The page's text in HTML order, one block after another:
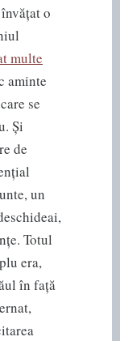
o
multe
aminte
se
Și
de
un
Totul
era,
în față